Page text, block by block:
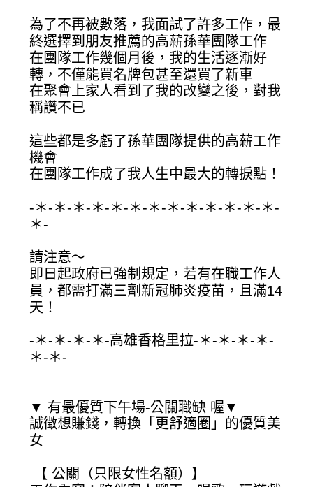
為了不再被數落，我面試了許多工作，最
終選擇到朋友推薦的高薪孫華團隊工作
在團隊工作幾個月後，我的生活逐漸好
轉，不僅能買名牌包甚至還買了新車
在聚會上家人看到了我的改變之後，對我
稱讚不已
這些都是多虧了孫華團隊提供的高薪工作
機會
在團隊工作成了我人生中最大的轉捩點！
-＊-＊-＊-＊-＊-＊-＊-＊-＊-＊-＊-＊-＊-
＊-
請注意～
即日起政府已強制規定，若有在職工作人
員，都需打滿三劑新冠肺炎疫苗，且滿14
天！
-＊-＊-＊-＊-高雄香格里拉-＊-＊-＊-＊-
＊-＊-
▼ 有最優質下午場-公關職缺 喔▼
誠徴想賺錢，轉換「更舒適圈」的優質美
女
【 公關（只限女性名額）】